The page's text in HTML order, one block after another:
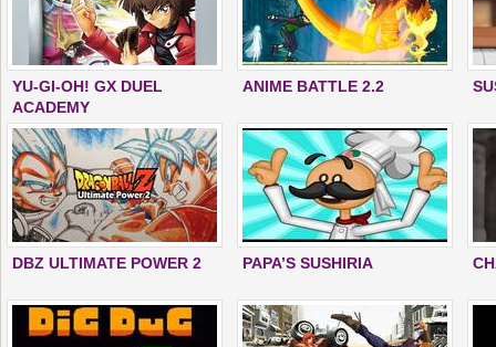
YU-GI-OH! GX DUEL
ACADEMY
ANIME BATTLE 2.2
DBZ ULTIMATE POWER 2 PAPA’S SUSHIRIA